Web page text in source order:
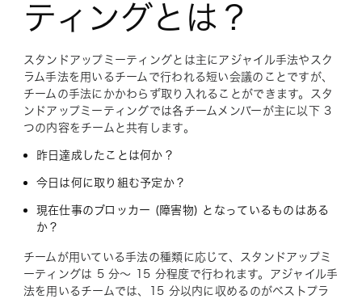
ティングとは？
スタンドアップミーティングとは主にアジャイル手法やスク
ラム手法を用いるチームで行われる短い会議のことですが、
チームの手法にかかわらず取り入れることができます。スタ
ンドアップミーティングでは各チームメンバーが主に以下 3
つの内容をチームと共有します。
昨日達成したことは何か？
今日は何に取り組む予定か？
現在仕事のブロッカー (障害物) となっているものはある
か？
チームが用いている手法の種類に応じて、スタンドアップミ
ーティングは 5 分～ 15 分程度で行われます。アジャイル手
法を用いるチームでは、15 分以内に収めるのがベストプラ